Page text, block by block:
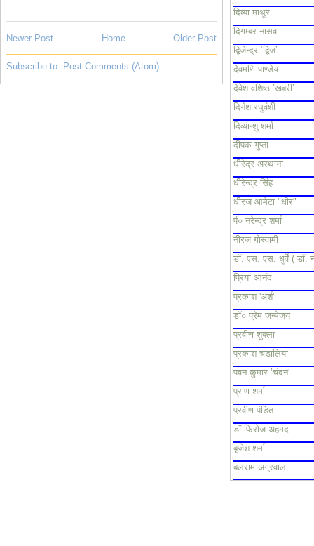
Newer Post Older Post
Home
Subscribe to: Post Comments (Atom)
दिव्या माथुर
दिगम्बर नासवा
द्विजेन्द्र ‘द्विज’
देवमणि पाण्डेय
देवेश वशिष्ठ ’खबरी’
दिनेश रघुवंशी
दिव्यान्शु शर्मा
दीपक गुप्ता
धीरेद्र अस्थाना
धीरेन्द्र सिंह
धीरज आमेटा "धीर"
पं० नरेन्द्र शर्मा
नीरज गोस्वामी
डॉ. एस. एस. धुर्वे ( डॉ.
प्रिया आनंद
प्रकाश 'अर्श'
डॉ० प्रेम जन्मेजय
प्रवीण शुक्ला
प्रकाश चंडालिया
पवन कुमार ’चंदन’
प्राण शर्मा
प्रवीण पंडित
डॉ फिरोज अहमद
बृजेश शर्मा
बलराम अग्रवाल